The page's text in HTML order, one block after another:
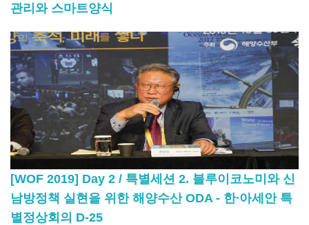
관리와 스마트양식
[WOF 2019] Day 2 / 특별세션 2. 블루이코노미와 신
남방정책 실현을 위한 해양수산 ODA - 한∙아세안 특
별정상회의 D-25